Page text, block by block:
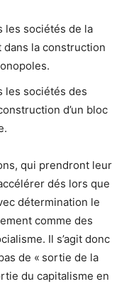
les sociétés de la
dans la construction
les sociétés des
d’un bloc
qui prendront leur
dés lors que
détermination le
comme des
Il s’agit donc
de « sortie de la
du capitalisme en